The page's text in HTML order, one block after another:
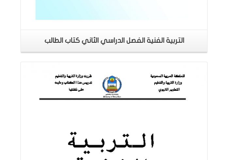
التربية الفنية الفصل الدراسي الثاني كتاب الطالب
اقرأ المزيد